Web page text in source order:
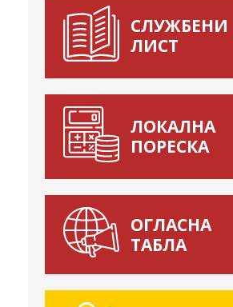
СЛУЖБЕНИ
ЛИСТ
ЛОКАЛНА
ПОРЕСКА
ОГЛАСНА
ТАБЛА